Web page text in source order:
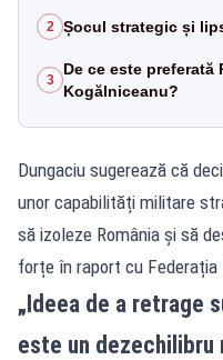
2 Șocul strategic și
3
De ce este
Kogălniceanu?
Dungaciu sugerează că
unor capabilități militare
să izoleze România și să
forțe în raport cu Federația
„Ideea de a retrage
este un dezechilibru